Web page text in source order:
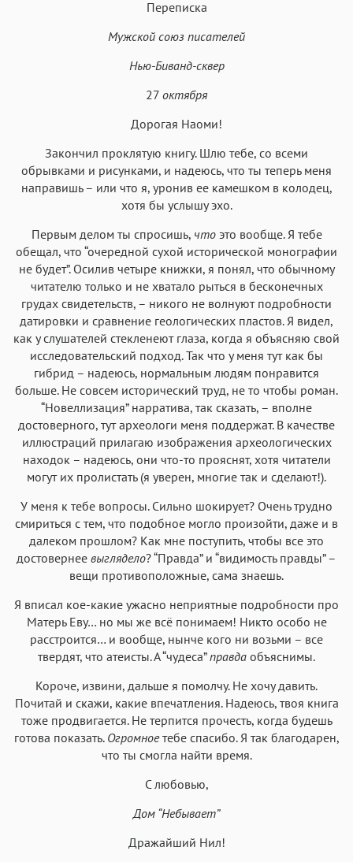
Переписка
Мужской союз писателей
Нью-Биванд-сквер
27 октября
Дорогая Наоми!
Закончил проклятую книгу. Шлю тебе, со всеми
обрывками и рисунками, и надеюсь, что ты теперь меня
направишь – или что я, уронив ее камешком в колодец,
хотя бы услышу эхо.
Первым делом ты спросишь, чтоэто вообще. Я тебе
обещал, что “очередной сухой исторической монографии
не будет”. Осилив четыре книжки, я понял, что обычному
читателю только и не хватало рыться в бесконечных
грудах свидетельств, – никого не волнуют подробности
датировки и сравнение геологических пластов. Я видел,
как у слушателей стекленеют глаза, когда я объясняю свой
исследовательский подход. Так что у меня тут как бы
гибрид – надеюсь, нормальным людям понравится
больше. Не совсем исторический труд, не то чтобы роман.
“Новеллизация” нарратива, так сказать, – вполне
достоверного, тут археологи меня поддержат. В качестве
иллюстраций прилагаю изображения археологических
находок – надеюсь, они что-то прояснят, хотя читатели
могут их пролистать (я уверен, многие так и сделают!).
У меня к тебе вопросы. Сильно шокирует? Очень трудно
смириться с тем, что подобное могло произойти, даже и в
далеком прошлом? Как мне поступить, чтобы все это
достовернее выглядело? “Правда” и “видимость правды” –
вещи противоположные, сама знаешь.
Я вписал кое-какие ужасно неприятные подробности про
Матерь Еву… но мы же всё понимаем! Никто особо не
расстроится… и вообще, нынче кого ни возьми – все
твердят, что атеисты. А “чудеса”правда объяснимы.
Короче, извини, дальше я помолчу. Не хочу давить.
Почитай и скажи, какие впечатления. Надеюсь, твоя книга
тоже продвигается. Не терпится прочесть, когда будешь
готова показать. Огромноетебе спасибо. Я так благодарен,
что ты смогла найти время.
С любовью,
Дом “Небывает”
Дражайший Нил!